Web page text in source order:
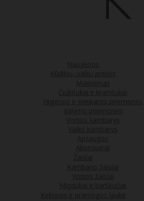
Naujienos
Kūdikių, vaikų prekės
Maitinimas
Čiulptukai ir kramtukai
Higienos ir sveikatos priemonės
Valymo priemonės
Vonios kambarys
Vaiko kambarys
Apsaugos
Aksesuarai
Žaislai
Kambario žaislai
Vonios žaislai
Migdukai ir barškučiai
Kelionės ir pramogos lauke